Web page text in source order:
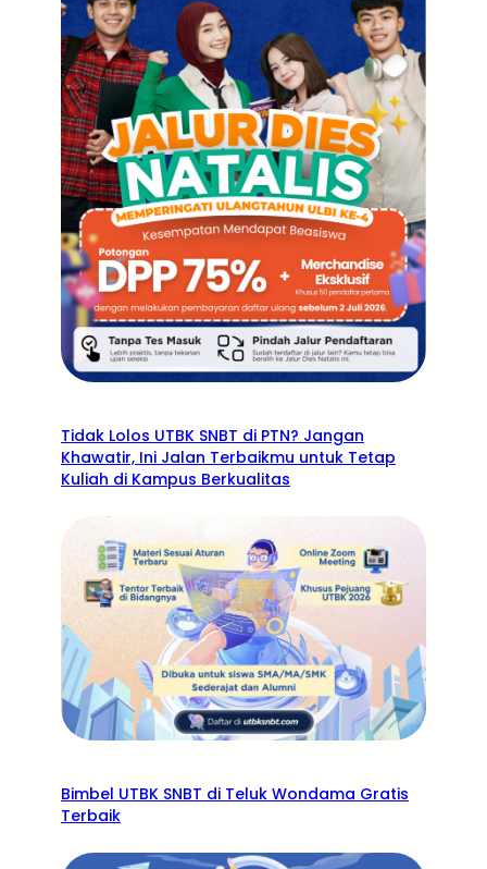
Tidak Lolos UTBK SNBT di PTN? Jangan
Khawatir, Ini Jalan Terbaikmu untuk Tetap
Kuliah di Kampus Berkualitas
Bimbel UTBK SNBT di Teluk Wondama Gratis
Terbaik